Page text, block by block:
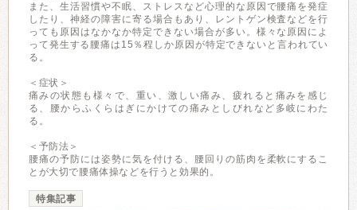
また、生活習慣や不眠、ストレスなど心理的な原因で腰痛を発症
したり、神経の障害に寄る場合もあり、レントゲン検査などを行
っても原因はなかなか特定できない場合が多い。様々な原因によ
って発生する腰痛は15％程しか原因が特定できないと言われてい
る。
＜症状＞
痛みの状態も様々で、重い、激しい痛み、疲れると痛みを感じ
る、腰からふくらはぎにかけての痛みとしびれなど多岐にわた
る。
＜予防法＞
腰痛の予防には姿勢に気を付ける、腰回りの筋肉を柔軟にするこ
とが大切で腰痛体操などを行うと効果的。
特集記事